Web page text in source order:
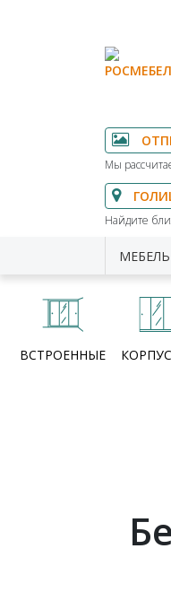
Мы
Найдите
ВСТРОЕННЫЕ